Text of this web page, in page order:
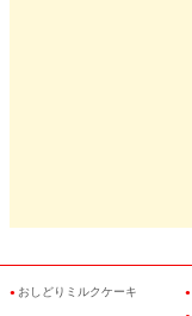
● おしどりミルクケーキ ●